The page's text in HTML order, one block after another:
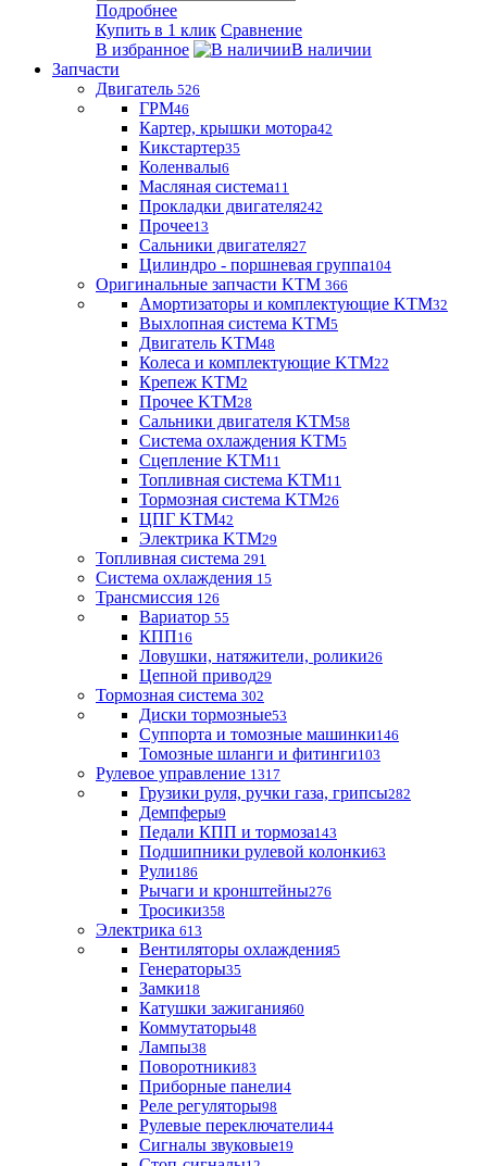
Подробнее
Купить в 1 клик Сравнение
В избранное
В наличии
Запчасти
Двигатель 526
ГРМ46
Картер, крышки мотора42
Кикстартер35
Коленвалы6
Масляная система11
Прокладки двигателя242
Прочее13
Сальники двигателя27
Цилиндро - поршневая группа104
Оригинальные запчасти KTM 366
Амортизаторы и комплектующие KTM32
Выхлопная система KTM5
Двигатель KTM48
Колеса и комплектующие KTM22
Крепеж KTM2
Прочее KTM28
Сальники двигателя KTM58
Система охлаждения KTM5
Сцепление KTM11
Топливная система KTM11
Тормозная система KTM26
ЦПГ KTM42
Электрика KTM29
Топливная система 291
Система охлаждения 15
Трансмиссия 126
Вариатор 55
КПП16
Ловушки, натяжители, ролики26
Цепной привод29
Тормозная система 302
Диски тормозные53
Суппорта и томозные машинки146
Томозные шланги и фитинги103
Рулевое управление 1317
Грузики руля, ручки газа, грипсы282
Демпферы9
Педали КПП и тормоза143
Подшипники рулевой колонки63
Рули186
Рычаги и кронштейны276
Тросики358
Электрика 613
Вентиляторы охлаждения5
Генераторы35
Замки18
Катушки зажигания60
Коммутаторы48
Лампы38
Поворотники83
Приборные панели4
Реле регуляторы98
Рулевые переключатели44
Сигналы звуковые19